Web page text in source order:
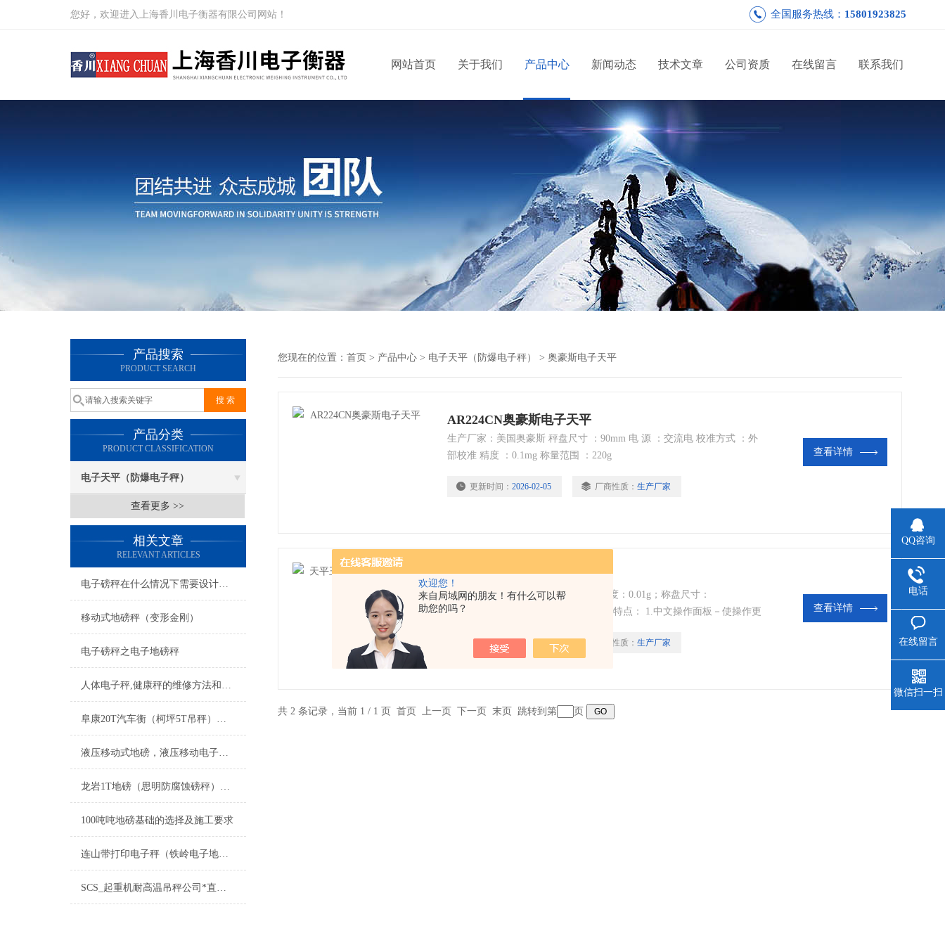
欢迎您！
来自局域网的朋友！有什么可以帮
助您的吗？
您好，欢迎进入上海香川电子衡器有限公司网站！ 全国服务热线： 15801923825
网站首页 关于我们 产品中心 新闻动态 技术文章 公司资质 在线留言 联系我们
产品搜索
PRODUCT SEARCH
产品分类
PRODUCT CLASSIFICATION
电子天平（防爆电子秤）
查看更多 >>
相关文章
RELEVANT ARTICLES
电子磅秤在什么情况下需要设计成超低台面呢？
移动式地磅秤（变形金刚）
电子磅秤之电子地磅秤
人体电子秤,健康秤的维修方法和使用说明
阜康20T汽车衡（柯坪5T吊秤）白碱滩100T地磅）吉木萨尔轨道衡维修
液压移动式地磅，液压移动电子地磅，液压移动电子汽车衡
龙岩1T地磅（思明防腐蚀磅秤）丰泽智能电子称）仓山电子轮椅称维修
100吨吨地磅基础的选择及施工要求
连山带打印电子秤（铁岭电子地磅价格）建昌吊秤）辽阳隔爆电子磅秤维修
SCS_起重机耐高温吊秤公司*直显耐高温吊秤公司*无线耐高温吊秤公司*1到100T耐高温吊秤公司.耐高温吊磅【香川衡器总部】
您现在的位置： 首页 > 产品中心 > 电子天平（防爆电子秤） > 奥豪斯电子天平
AR224CN奥豪斯电子天平
生产厂家：美国奥豪斯 秤盘尺寸 ：90mm 电 源 ：交流电 校准方式 ：外
部校准 精度 ：0.1mg 称量范围 ：220g
更新时间： 2026-02-05 厂商性质： 生产厂家
查看详情
天平王国-奥豪斯电子天平
奥豪斯电子天平 Z大称重：3200g；精度：0.01g；称盘尺寸：
180*180mm；电 源：交流电；*的应用特点： 1.中文操作面板－使操作更
合式风罩－5片玻璃无须任何工具就可轻松拆卸，充分满足您不同的称量
更新时间： 2026-02-01 厂商性质： 生产厂家
查看详情
共 2 条记录，当前 1 / 1 页 首页 上一页 下一页 末页 跳转到第 页
QQ咨询
电话
在线留言
微信扫一扫